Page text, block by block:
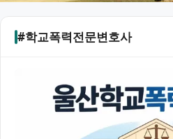
#학교폭력전문변호사